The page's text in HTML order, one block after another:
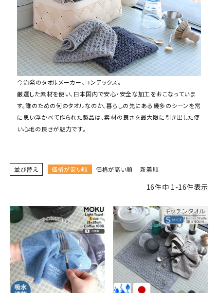
今治発のタオルメーカー、コンテックス。
厳選した素材を使い、日本国内で安心・安全な加工をおこなっていま
す。誰のための何のタオルなのか、暮らしの先にある幾多のシーンを常
に思い浮かべて作られた製品は、素材の良さを最大限に引き出した使
い心地の良さが魅力です。
並び替え 価格が安い順 価格が高い順 新着順
16件中 1 -16件表示